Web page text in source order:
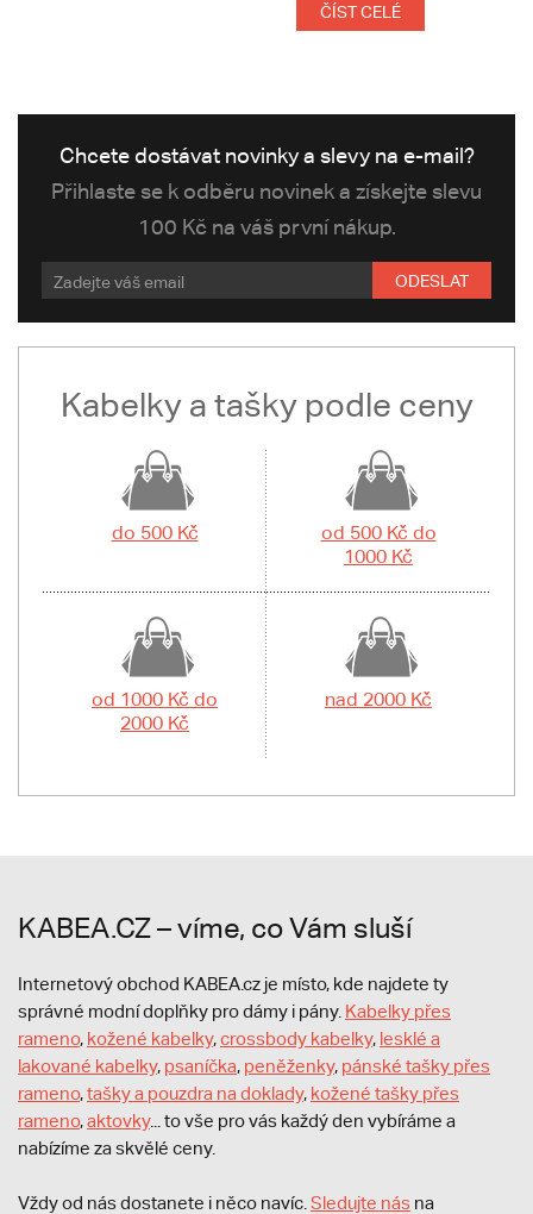
ČÍST CELÉ
Chcete dostávat novinky a slevy na e-mail?
Přihlaste se k odběru novinek a získejte slevu
100 Kč na váš první nákup.
ODESLAT
Kabelky a tašky podle ceny
do 500 Kč
od 500 Kč do
1000 Kč
od 1000 Kč do
2000 Kč
nad 2000 Kč
KABEA.CZ – víme, co Vám sluší
Internetový obchod KABEA.cz je místo, kde najdete ty
správné modní doplňky pro dámy i pány. Kabelky přes
rameno, kožené kabelky,crossbody kabelky, lesklé a
lakované kabelky, psaníčka, peněženky, pánské tašky přes
rameno,tašky a pouzdra na doklady, kožené tašky přes
rameno,aktovky... to vše pro vás každý den vybíráme a
nabízíme za skvělé ceny.
Vždy od nás dostanete i něco navíc. Sledujte nás na